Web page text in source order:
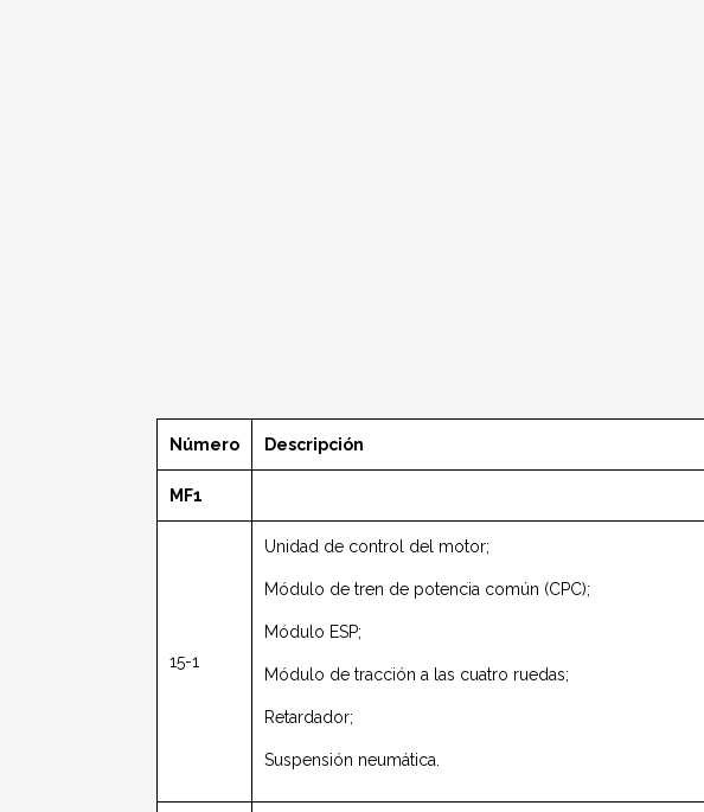
Número Descripción
MF1
15-1
Unidad de control del motor;
Módulo de tren de potencia común (CPC);
Módulo ESP;
Módulo de tracción a las cuatro ruedas;
Retardador;
Suspensión neumática.